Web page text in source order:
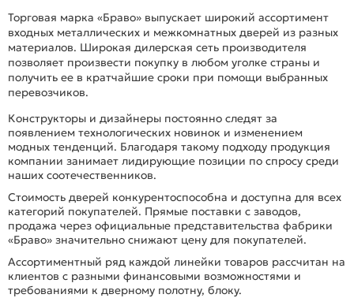
Торговая марка «Браво» выпускает широкий ассортимент
входных металлических и межкомнатных дверей из разных
материалов. Широкая дилерская сеть производителя
позволяет произвести покупку в любом уголке страны и
получить ее в кратчайшие сроки при помощи выбранных
перевозчиков.
Конструкторы и дизайнеры постоянно следят за
появлением технологических новинок и изменением
модных тенденций. Благодаря такому подходу продукция
компании занимает лидирующие позиции по спросу среди
наших соотечественников.
Стоимость дверей конкурентоспособна и доступна для всех
категорий покупателей. Прямые поставки с заводов,
продажа через официальные представительства фабрики
«Браво» значительно снижают цену для покупателей.
Ассортиментный ряд каждой линейки товаров рассчитан на
клиентов с разными финансовыми возможностями и
требованиями к дверному полотну, блоку.